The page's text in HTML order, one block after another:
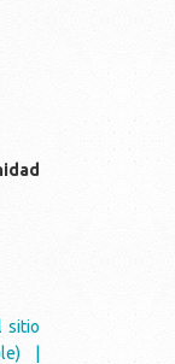
sitio
|